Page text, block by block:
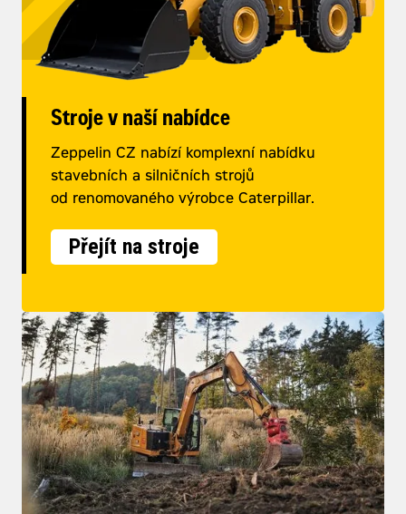
Stroje v naší nabídce
Zeppelin CZ nabízí komplexní nabídku
stavebních a silničních strojů
od renomovaného výrobce Caterpillar.
Přejít na stroje